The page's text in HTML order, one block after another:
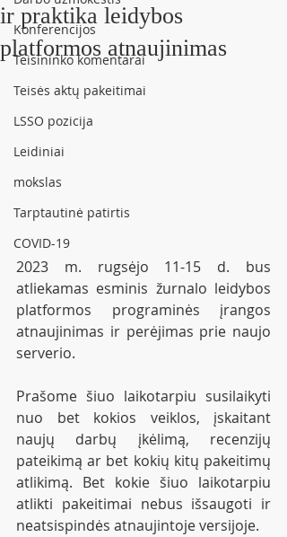
Konferencijos
Teisininko komentarai
Teisės aktų pakeitimai
LSSO pozicija
Leidiniai
mokslas
Tarptautinė patirtis
COVID-19
ir praktika leidybos
platformos atnaujinimas
2023 m. rugsėjo 11-15 d. bus
atliekamas esminis žurnalo leidybos
platformos programinės įrangos
atnaujinimas ir perėjimas prie naujo
serverio.
Prašome šiuo laikotarpiu susilaikyti
nuo bet kokios veiklos, įskaitant
naujų darbų įkėlimą, recenzijų
pateikimą ar bet kokių kitų pakeitimų
atlikimą. Bet kokie šiuo laikotarpiu
atlikti pakeitimai nebus išsaugoti ir
neatsispindės atnaujintoje versijoje.